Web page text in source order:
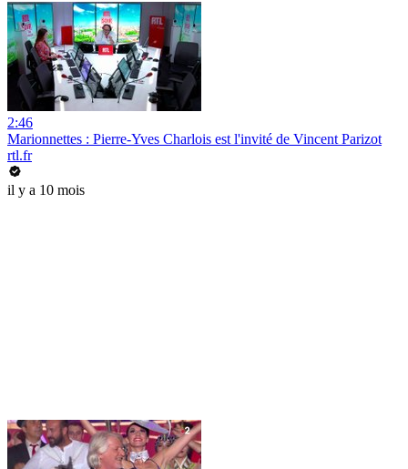
2:46
Marionnettes : Pierre-Yves Charlois est l'invité de Vincent Parizot
rtl.fr
il y a 10 mois